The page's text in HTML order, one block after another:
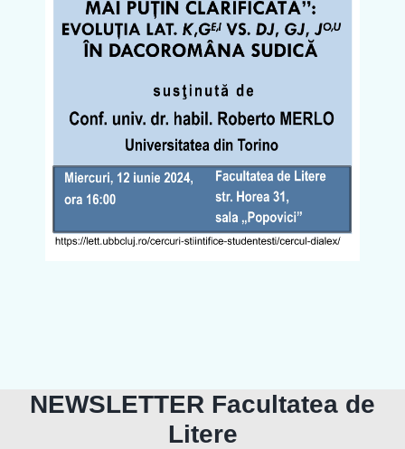
NEWSLETTER Facultatea de
Litere